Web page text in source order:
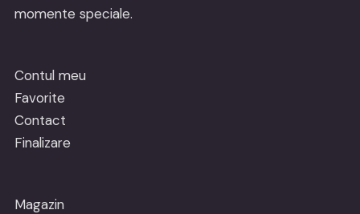
momente speciale.
Contul meu
Favorite
Contact
Finalizare
Magazin